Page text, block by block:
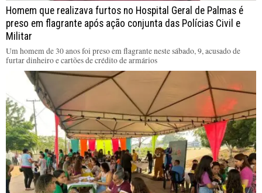
Homem que realizava furtos no Hospital Geral de Palmas é
preso em flagrante após ação conjunta das Polícias Civil e
Militar
Um homem de 30 anos foi preso em flagrante neste sábado, 9, acusado de
furtar dinheiro e cartões de crédito de armários